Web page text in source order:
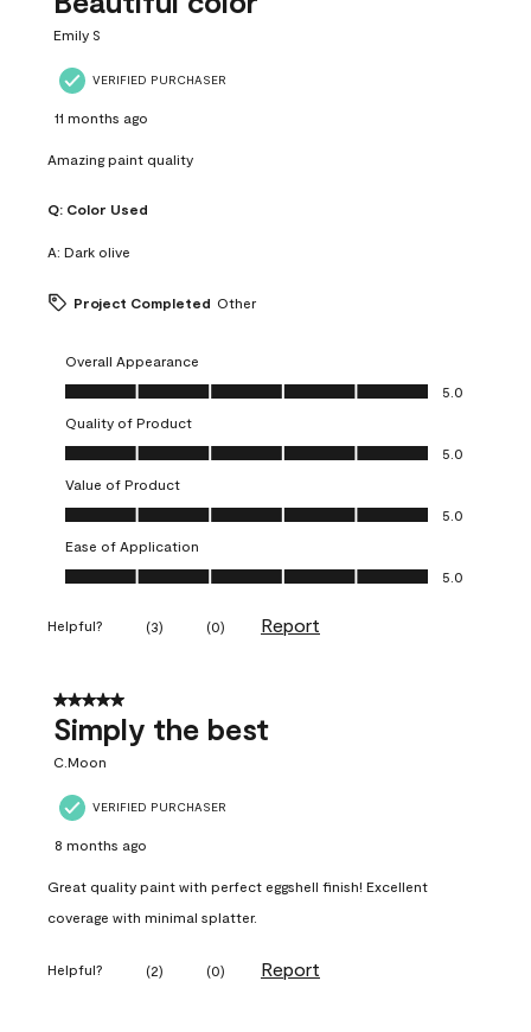
Emily S
VERIFIED PURCHASER
11 months ago
Amazing paint quality
Q: Color Used
A: Dark olive
Project Completed Other
Overall Appearance
Overall Appearance, 5.0 out of 5
5.0
Quality of Product
Quality of Product, 5.0 out of 5
5.0
Value of Product
Value of Product, 5.0 out of 5
5.0
Ease of Application
Ease of Application, 5.0 out of 5
5.0
Helpful? (3) (0) Report
5 out of 5 stars.
Simply the best
C.Moon
VERIFIED PURCHASER
8 months ago
Great quality paint with perfect eggshell finish! Excellent
coverage with minimal splatter.
Helpful? (2) (0) Report